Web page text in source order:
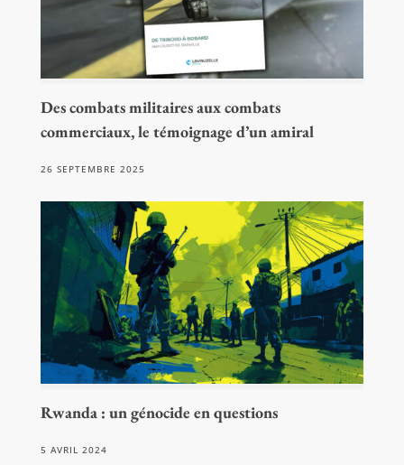
Des combats militaires aux combats
commerciaux, le témoignage d’un amiral
26 SEPTEMBRE 2025
Rwanda : un génocide en questions
5 AVRIL 2024